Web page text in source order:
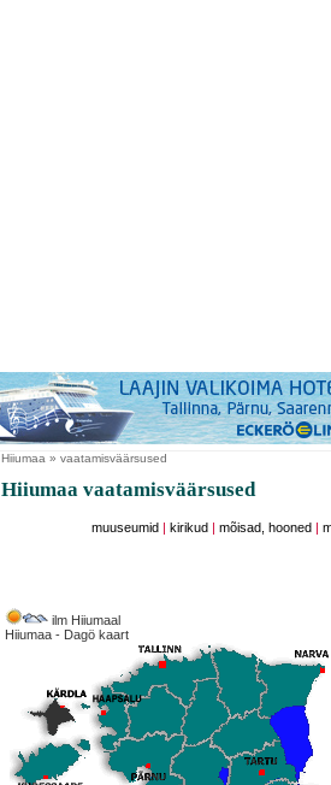
Hiiumaa » vaatamisväärsused
Hiiumaa vaatamisväärsused
muuseumid kirikud mõisad, hooned
ilm Hiiumaal
Hiiumaa - Dagö kaart